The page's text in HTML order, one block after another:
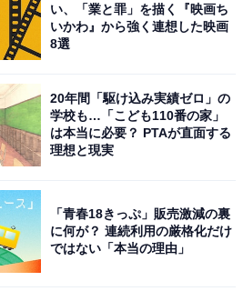
い、「業と罪」を描く『映画ち
いかわ』から強く連想した映画
8選
20年間「駆け込み実績ゼロ」の
学校も…「こども110番の家」
は本当に必要？ PTAが直面する
理想と現実
「青春18きっぷ」販売激減の裏
に何が？ 連続利用の厳格化だけ
ではない「本当の理由」